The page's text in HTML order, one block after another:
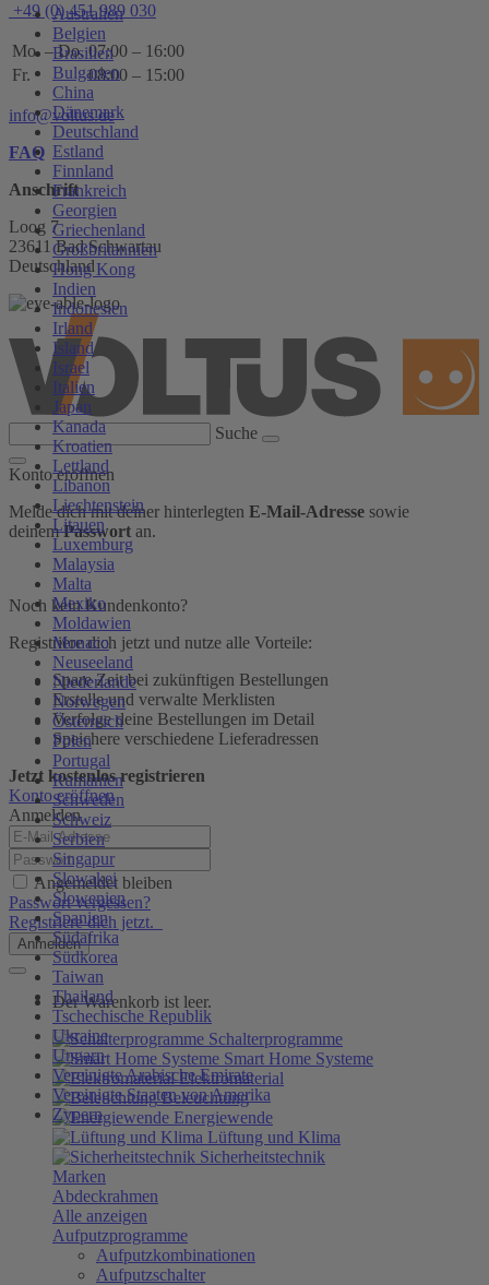
Australien
Belgien
Brasilien
Bulgarien
China
Dänemark
Deutschland
Estland
Finnland
Frankreich
Georgien
Griechenland
Großbritannien
Hong Kong
Indien
Indonesien
Irland
Island
Israel
Italien
Japan
Kanada
Kroatien
Lettland
Libanon
Liechtenstein
Litauen
Luxemburg
Malaysia
Malta
Mexiko
Moldawien
Monaco
Neuseeland
Niederlande
Norwegen
Österreich
Polen
Portugal
Rumänien
Schweden
Schweiz
Serbien
Singapur
Slowakei
Slowenien
Spanien
Südafrika
Südkorea
Taiwan
Thailand
Tschechische Republik
Ukraine
Ungarn
Vereinigte Arabische Emirate
Vereinigte Staaten von Amerika
Zypern
+49 (0) 451 989 030
Mo. – Do. 07:00 – 16:00
Fr.
08:00 – 15:00
info@voltus.de
FAQ
Anschrift
Loog 7
23611 Bad Schwartau
Deutschland
Suche
Konto eröffnen
Melde dich mit deiner hinterlegten E-Mail-Adresse sowie
deinemPasswort an.
Noch kein Kundenkonto?
Registriere dich jetzt und nutze alle Vorteile:
Spare Zeit bei zukünftigen Bestellungen
Erstelle und verwalte Merklisten
Verfolge deine Bestellungen im Detail
Speichere verschiedene Lieferadressen
Jetzt kostenlos registrieren
Konto eröffnen
Anmelden
Angemeldet bleiben
Passwort vergessen?
Registriere dich jetzt.
Anmelden
Der Warenkorb ist leer.
Schalterprogramme
Smart Home Systeme
Elektromaterial
Beleuchtung
Energiewende
Lüftung und Klima
Sicherheitstechnik
Marken
Abdeckrahmen
Alle anzeigen
Aufputzprogramme
Aufputzkombinationen
Aufputzschalter